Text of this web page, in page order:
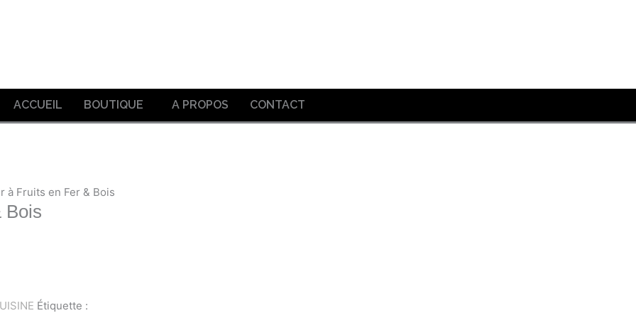
ACCUEIL BOUTIQUE A PROPOS CONTACT
à Fruits en Fer & Bois
Bois
Étiquette :